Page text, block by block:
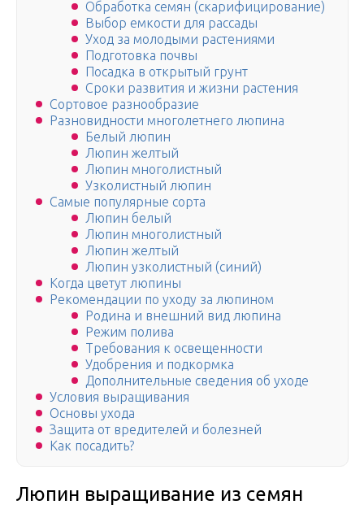
Обработка семян (скарифицирование)
Выбор емкости для рассады
Уход за молодыми растениями
Подготовка почвы
Посадка в открытый грунт
Сроки развития и жизни растения
Сортовое разнообразие
Разновидности многолетнего люпина
Белый люпин
Люпин желтый
Люпин многолистный
Узколистный люпин
Самые популярные сорта
Люпин белый
Люпин многолистный
Люпин желтый
Люпин узколистный (синий)
Когда цветут люпины
Рекомендации по уходу за люпином
Родина и внешний вид люпина
Режим полива
Требования к освещенности
Удобрения и подкормка
Дополнительные сведения об уходе
Условия выращивания
Основы ухода
Защита от вредителей и болезней
Как посадить?
Люпин выращивание из семян